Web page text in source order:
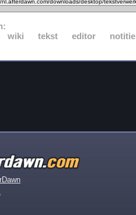
wiki tekst editor notitie